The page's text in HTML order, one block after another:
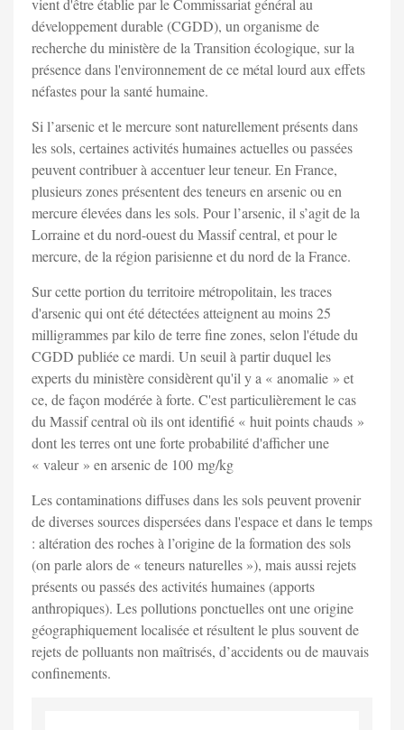
vient d'être établie par le Commissariat général au
développement durable (CGDD), un organisme de
recherche du ministère de la Transition écologique, sur la
présence dans l'environnement de ce métal lourd aux effets
néfastes pour la santé humaine.
Si l’arsenic et le mercure sont naturellement présents dans
les sols, certaines activités humaines actuelles ou passées
peuvent contribuer à accentuer leur teneur. En France,
plusieurs zones présentent des teneurs en arsenic ou en
mercure élevées dans les sols. Pour l’arsenic, il s’agit de la
Lorraine et du nord-ouest du Massif central, et pour le
mercure, de la région parisienne et du nord de la France.
Sur cette portion du territoire métropolitain, les traces
d'arsenic qui ont été détectées atteignent au moins 25
milligrammes par kilo de terre fine zones, selon l'étude du
CGDD publiée ce mardi. Un seuil à partir duquel les
experts du ministère considèrent qu'il y a « anomalie » et
ce, de façon modérée à forte. C'est particulièrement le cas
du Massif central où ils ont identifié « huit points chauds »
dont les terres ont une forte probabilité d'afficher une
« valeur » en arsenic de 100 mg/kg
Les contaminations diffuses dans les sols peuvent provenir
de diverses sources dispersées dans l'espace et dans le temps
: altération des roches à l’origine de la formation des sols
(on parle alors de « teneurs naturelles »), mais aussi rejets
présents ou passés des activités humaines (apports
anthropiques). Les pollutionsponctuelles ont une origine
géographiquement localisée et résultent le plus souvent de
rejets de polluants non maîtrisés, d’accidents ou de mauvais
confinements.